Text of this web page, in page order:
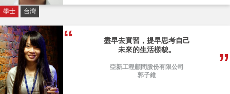
學士 台灣
盡早去實習，提早思考自己
未來的生活樣貌。
亞新工程顧問股份有限公司
郭子維